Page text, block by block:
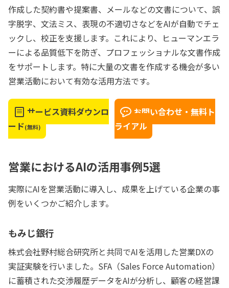
作成した契約書や提案書、メールなどの文書について、誤
字脱字、文法ミス、表現の不適切さなどをAIが自動でチェ
ックし、校正を支援します。これにより、ヒューマンエラ
ーによる品質低下を防ぎ、プロフェッショナルな文書作成
をサポートします。特に大量の文書を作成する機会が多い
営業活動において有効な活用方法です。
サービス資料ダウンロ
ード(無料)
お問い合わせ・無料ト
ライアル
営業におけるAIの活用事例5選
実際にAIを営業活動に導入し、成果を上げている企業の事
例をいくつかご紹介します。
もみじ銀行
株式会社野村総合研究所と共同でAIを活用した営業DXの
実証実験を行いました。SFA（Sales Force Automation）
に蓄積された交渉履歴データをAIが分析し、顧客の経営課